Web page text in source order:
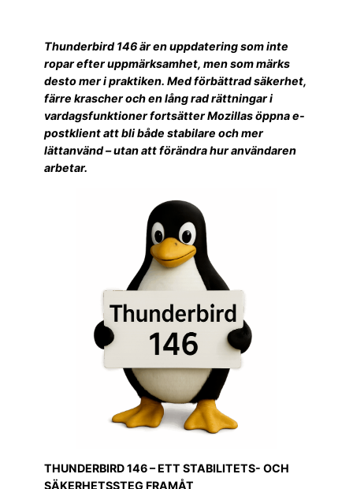
Thunderbird 146 är en uppdatering som inte
ropar efter uppmärksamhet, men som märks
desto mer i praktiken. Med förbättrad säkerhet,
färre krascher och en lång rad rättningar i
vardagsfunktioner fortsätter Mozillas öppna e-
postklient att bli både stabilare och mer
lättanvänd – utan att förändra hur användaren
arbetar.
THUNDERBIRD 146 – ETT STABILITETS- OCH
SÄKERHETSSTEG FRAMÅT